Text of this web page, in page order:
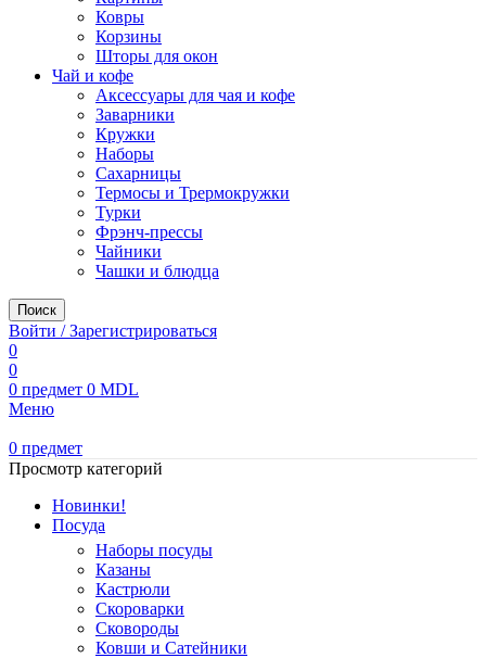
Ковры
Корзины
Шторы для окон
Чай и кофе
Аксессуары для чая и кофе
Заварники
Кружки
Наборы
Сахарницы
Термосы и Трермокружки
Турки
Фрэнч-прессы
Чайники
Чашки и блюдца
Поиск
Войти / Зарегистрироваться
0
0
0 предмет 0 MDL
Меню
0 предмет
Просмотр категорий
Новинки!
Посуда
Наборы посуды
Казаны
Кастрюли
Скороварки
Сковороды
Ковши и Сатейники